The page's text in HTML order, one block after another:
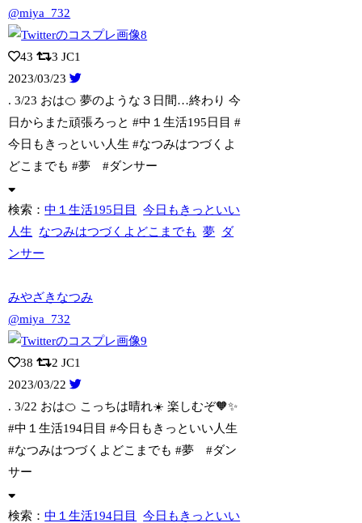
@miya_732
43 3 JC1
2023/03/23
. 3/23 おは🍊 夢のような３日間…終わり 今
日からまた頑張ろっと #中１生活195日目 #
今日もきっといい人生 #なつみはつづくよ
どこまでも #夢 #ダンサー
検索：中１生活195日目
今日もきっといい
人生
なつみはつづくよどこまでも 夢
ダ
ンサー
みやざきなつみ
@miya_732
38 2 JC1
2023/03/22
. 3/22 おは🍊 こっちは晴れ☀️ 楽しむぞ🧡✨
#中１生活194日目 #今日もきっといい人生
#なつみはつづくよどこまでも #夢 #ダン
サー
検索：中１生活194日目
今日もきっといい